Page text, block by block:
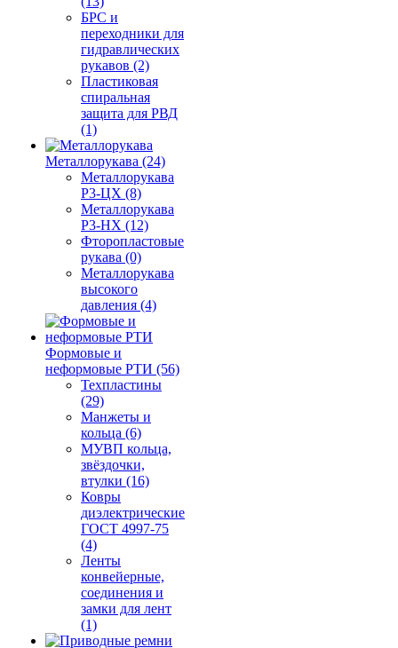
БРС и
переходники для
гидравлических
рукавов (2)
Пластиковая
спиральная
защита для РВД
(1)
Металлорукава (24)
Металлорукава
Р3-ЦХ (8)
Металлорукава
Р3-НХ (12)
Фторопластовые
рукава (0)
Металлорукава
высокого
давления (4)
Формовые и
неформовые РТИ (56)
Техпластины
(29)
Манжеты и
кольца (6)
МУВП кольца,
звёздочки,
втулки (16)
Ковры
диэлектрические
ГОСТ 4997-75
(4)
Ленты
конвейерные,
соединения и
замки для лент
(1)